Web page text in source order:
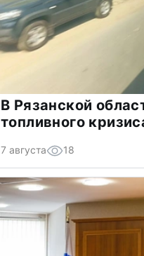
В Рязанской
топливного
7 августа 18